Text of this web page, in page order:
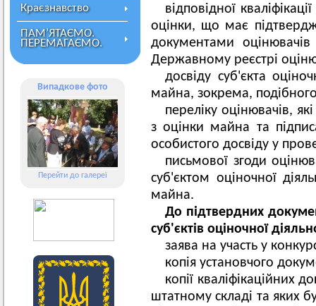
Краєзнавство
ПАМ’ЯТАЄМО.
ПЕРЕМАГАЄМО.
Випадкове фото
Перейти до галереї
відповідної
оцінки, що має
документами
Державному реєстрі
досвіду суб'єкта
майна, зокрема,
переліку оцінювачів,
з оцінки майна та
особистого досвіду у
письмової згоди
суб'єктом оціночної
майна.
До підтвердних
суб'єктів оціночної
заява на участь у
копія установчого
копії кваліфікаційних
штатному складі та яких